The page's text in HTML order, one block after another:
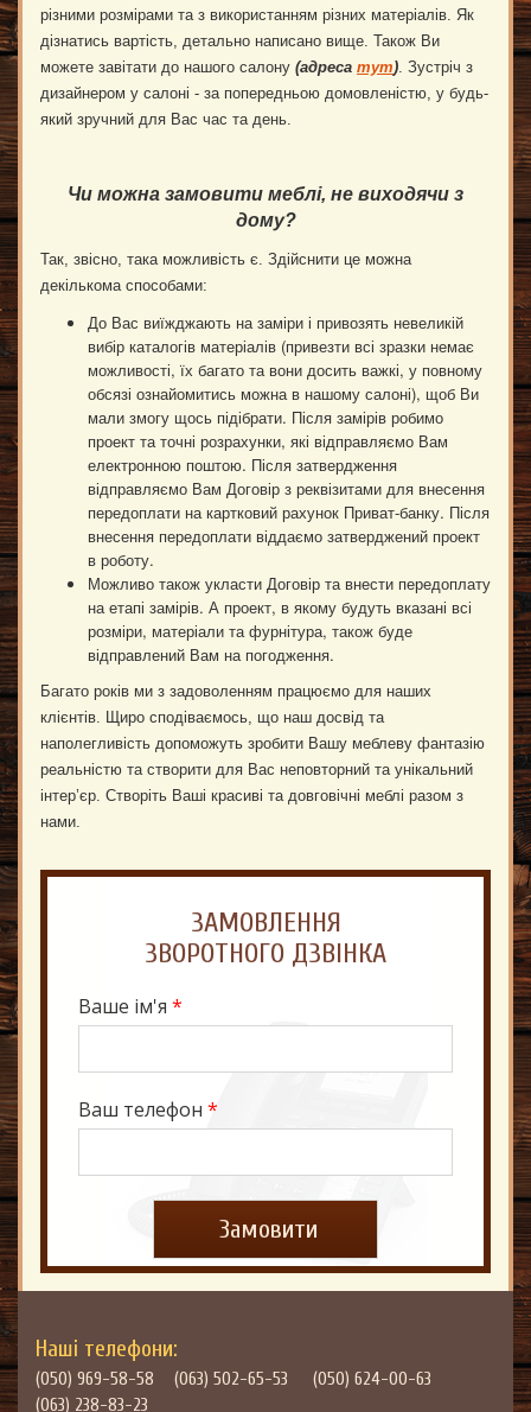
різними розмірами та з використанням різних матеріалів. Як
дізнатись вартість, детально написано вище. Також Ви
можете завітати до нашого салону (адреса тут). Зустріч з
дизайнером у салоні - за попередньою домовленістю, у будь-
який зручний для Вас час та день.
Чи можна замовити меблі, не виходячи з
дому?
Так, звісно, така можливість є. Здійснити це можна
декількома способами:
До Вас виїжджають на заміри і привозять невеликій
вибір каталогів матеріалів (привезти всі зразки немає
можливості, їх багато та вони досить важкі, у повному
обсязі ознайомитись можна в нашому салоні), щоб Ви
мали змогу щось підібрати. Після замірів робимо
проект та точні розрахунки, які відправляємо Вам
електронною поштою. Після затвердження
відправляємо Вам Договір з реквізитами для внесення
передоплати на картковий рахунок Приват-банку. Після
внесення передоплати віддаємо затверджений проект
в роботу.
Можливо також укласти Договір та внести передоплату
на етапі замірів. А проект, в якому будуть вказані всі
розміри, матеріали та фурнітура, також буде
відправлений Вам на погодження.
Багато років ми з задоволенням працюємо для наших
клієнтів. Щиро сподіваємось, що наш досвід та
наполегливість допоможуть зробити Вашу меблеву фантазію
реальністю та створити для Вас неповторний та унікальний
інтер’єр. Створіть Ваші красиві та довговічні меблі разом з
нами.
ЗАМОВЛЕННЯ
Ваше ім'я *
Ваш телефон *
Наші телефони:
(050) 969-58-58 (063) 502-65-53
(050) 624-00-63
(063) 238-83-23